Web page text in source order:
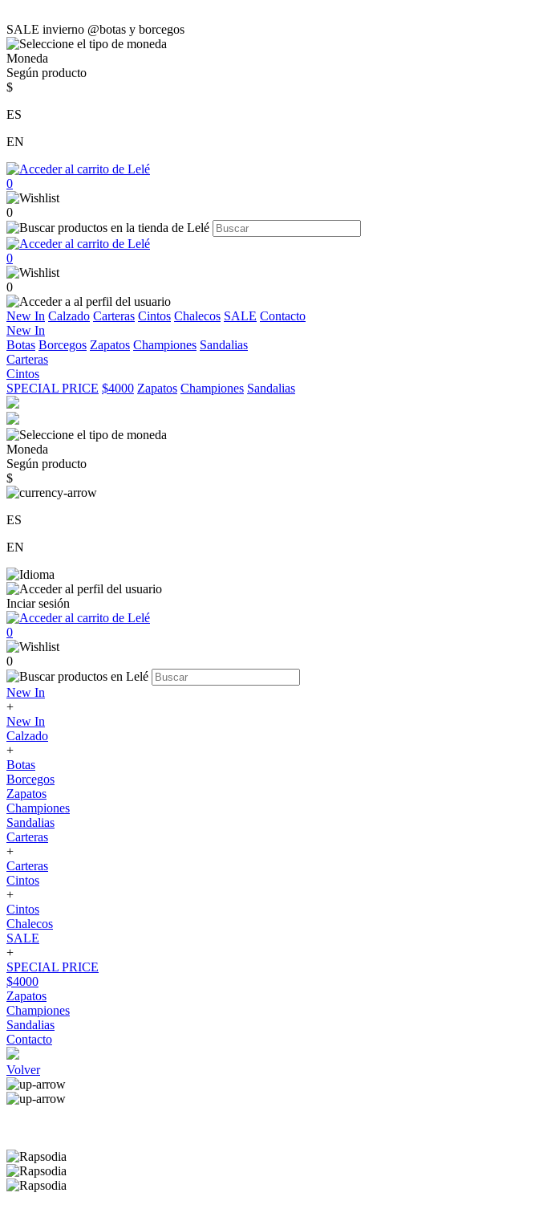
SALE invierno @botas y borcegos
Moneda
Según producto
$
ES
EN
0
0
0
0
New In Calzado Carteras Cintos Chalecos SALE Contacto
New In
Botas Borcegos Zapatos Championes Sandalias
Carteras
Cintos
SPECIAL PRICE $4000 Zapatos Championes Sandalias
Moneda
Según producto
$
ES
EN
Inciar sesión
0
0
New In
+
New In
Calzado
+
Botas
Borcegos
Zapatos
Championes
Sandalias
Carteras
+
Carteras
Cintos
+
Cintos
Chalecos
SALE
+
SPECIAL PRICE
$4000
Zapatos
Championes
Sandalias
Contacto
Volver